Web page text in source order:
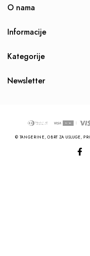
O nama
Informacije
Kategorije
Newsletter
© TANGERINE, OBRT ZA USLUGE,